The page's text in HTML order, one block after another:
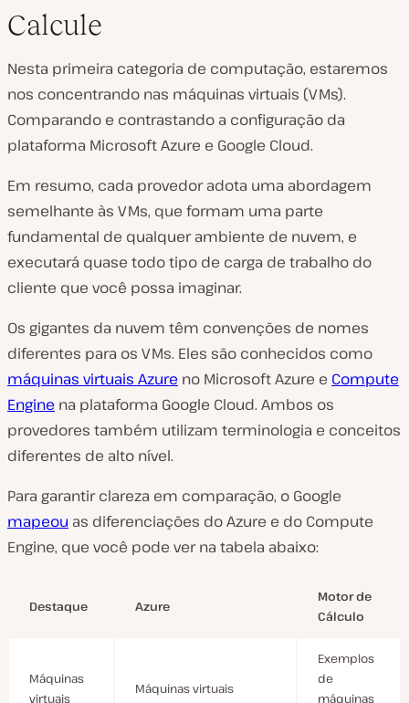
Calcule
Nesta primeira categoria de computação, estaremos
nos concentrando nas máquinas virtuais (VMs).
Comparando e contrastando a configuração da
plataforma Microsoft Azure e Google Cloud.
Em resumo, cada provedor adota uma abordagem
semelhante às VMs, que formam uma parte
fundamental de qualquer ambiente de nuvem, e
executará quase todo tipo de carga de trabalho do
cliente que você possa imaginar.
Os gigantes da nuvem têm convenções de nomes
diferentes para os VMs. Eles são conhecidos como
máquinas virtuais Azure no Microsoft Azure e Compute
Engine na plataforma Google Cloud. Ambos os
provedores também utilizam terminologia e conceitos
diferentes de alto nível.
Para garantir clareza em comparação, o Google
mapeou as diferenciações do Azure e do Compute
Engine, que você pode ver na tabela abaixo:
Destaque Azure
Motor de
Cálculo
Máquinas
virtuais
Máquinas virtuais
Exemplos
de
máquinas